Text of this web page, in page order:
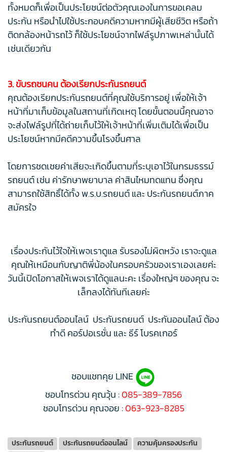
ทั้งหมดก็เพื่อเป็นประโยชน์ต่อตัวคุณเองในการขอเคลม
ประกัน หรือนำไปใช้ประกอบคดีความหากมีผู้เสียชีวิต หรือถ้า
ติดกล้องหน้ารถไว้ ก็ใช้ประโยชน์จากไฟล์รูปภาพเหล่านั้นได้
เช่นเดียวกัน
3. ขับรถชนคน ต้องเรียกประกันรถยนต์
คุณต้องเรียกประกันรถยนต์ที่คุณใช้บริการอยู่ เพื่อให้เจ้า
หน้าที่มาเก็บข้อมูลในสถานที่เกิดเหตุ โดยขั้นตอนนี้คุณอาจ
จะส่งไฟล์รูปที่ได้ถ่ายเก็บไว้ให้เจ้าหน้าที่เพิ่มเติมได้เพื่อเป็น
ประโยชน์หากมีคดีความขึ้นโรงขึ้นศาล
โดยการชดเชยค่าเสียจะเกิดขึ้นตามที่ระบุเอาไว้ในกรมธรรม์
รถยนต์ เช่น ค่ารักษาพยาบาล ค่าสินไหมทดแทน ซึ่งคุณ
สามารถใช้สิทธิ์ได้ทั้ง พ.ร.บ.รถยนต์ และ ประกันรถยนต์ภาค
สมัครใจ
เรื่องประกันไว้ใจให้เพจเราดูแล รับรองไม่ผิดหวัง เราจะดูแล
คุณให้เหมือนกับญาติพี่น้องในครอบครัวของเราเองเลยค่ะ
วันนี้เปิดโอกาสให้เพจเราได้ดูแลนะคะ เรื่องใหญ่ๆ ของคุณ จะ
เล็กลงได้ทันทีเลยค่ะ
ประกันรถยนต์ออนไลน์ ประกันรถยนต์ ประกันออนไลน์ ต้อง
ทำดี คอร์ปอเรชั่น และ ธีร์ โบรคเกอร์
ชอบแชทคุย LINE
ชอบโทรด่วน คุณวุ้น :085-389-7856
ชอบโทรด่วน คุณจอย :063-923-8285
ประกันรถยนต์ ประกันรถยนต์ออนไลน์
ความคุ้มครองประกัน